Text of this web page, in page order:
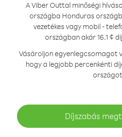
A Viber Outtal minőségi
országba Honduras
vezetékes vagy mobil -
országban akár 16.1 ¢
Vásároljon egyenlegcsomagot
hogy a legjobb percenkénti
Díjszabás